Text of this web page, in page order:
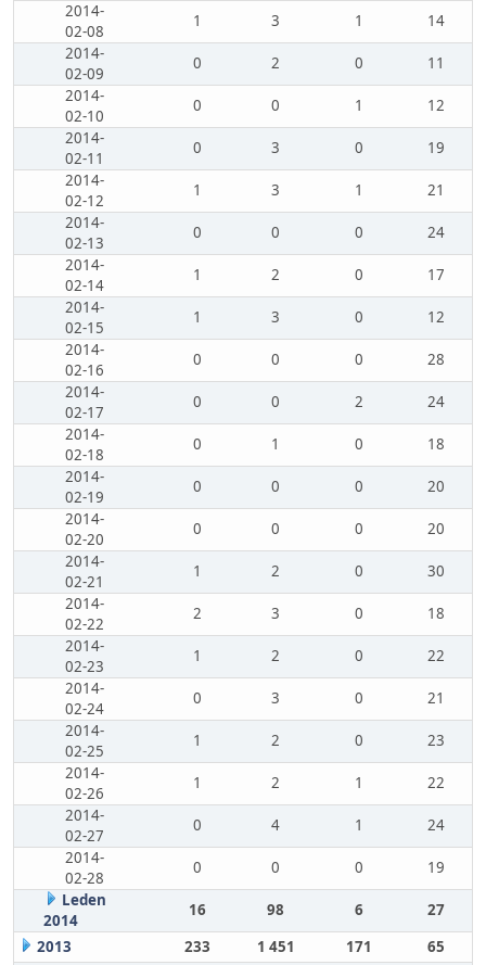
2014-
02-08
1 3 1
14
2014-
02-09
0 2 0
11
2014-
02-10
0 0 1
12
2014-
02-11
0 3 0
19
2014-
02-12
1 3 1
21
2014-
02-13
0 0 0
24
2014-
02-14
1 2 0
17
2014-
02-15
1 3 0
12
2014-
02-16
0 0 0
28
2014-
02-17
0 0 2
24
2014-
02-18
0 1 0
18
2014-
02-19
0 0 0
20
2014-
02-20
0 0 0
20
2014-
02-21
1 2 0
30
2014-
02-22
2 3 0
18
2014-
02-23
1 2 0
22
2014-
02-24
0 3 0
21
2014-
02-25
1 2 0
23
2014-
02-26
1 2 1
22
2014-
02-27
0 4 1
24
2014-
02-28
0 0 0
19
Leden
2014
16 98 6
27
2013
233 1 451 171 65